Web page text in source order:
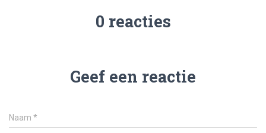
0 reacties
Geef een reactie
Naam *